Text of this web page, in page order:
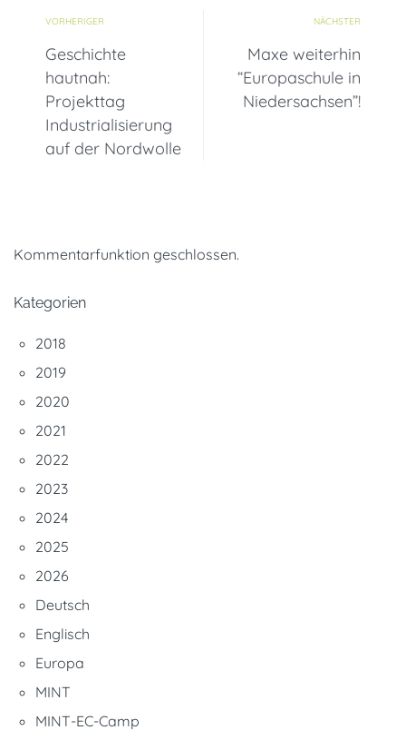
VORHERIGER
Geschichte
hautnah:
Projekttag
Industrialisierung
auf der Nordwolle
NÄCHSTER
Maxe weiterhin
“Europaschule in
Niedersachsen”!
Kommentarfunktion geschlossen.
Kategorien
2018
2019
2020
2021
2022
2023
2024
2025
2026
Deutsch
Englisch
Europa
MINT
MINT-EC-Camp